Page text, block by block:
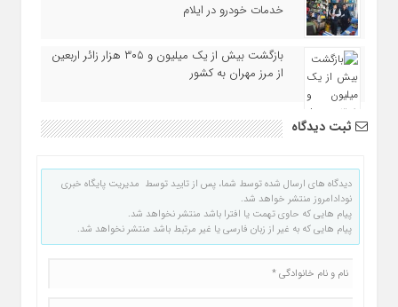
خدمات خودرو در ایلام
بازگشت بیش از یک میلیون و ۳۰۵ هزار زائر اربعین
از مرز مهران به کشور
ثبت دیدگاه
دیدگاه های ارسال شده توسط شما، پس از تایید توسط مدیریت پایگاه خبری
نودادامروز منتشر خواهد شد.
پیام هایی که حاوی تهمت یا افترا باشد منتشر نخواهد شد.
پیام هایی که به غیر از زبان فارسی یا غیر مرتبط باشد منتشر نخواهد شد.